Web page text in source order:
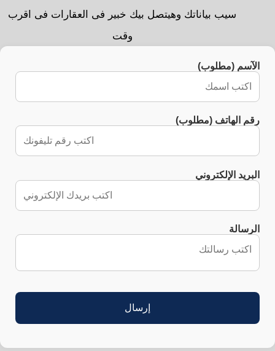
سيب بياناتك وهيتصل بيك خبير فى العقارات فى اقرب
وقت
الآسم (مطلوب)
رقم الهاتف (مطلوب)
البريد الإلكتروني
الرسالة